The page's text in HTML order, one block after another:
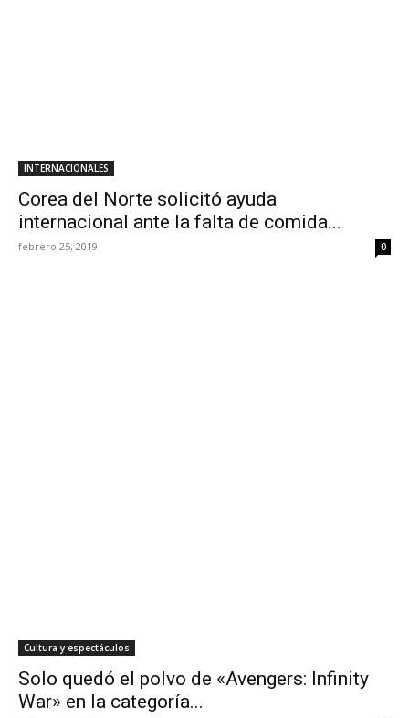
INTERNACIONALES
Corea del Norte solicitó ayuda
internacional ante la falta de comida...
febrero 25, 2019 0
Cultura y espectáculos
Solo quedó el polvo de «Avengers: Infinity
War» en la categoría...